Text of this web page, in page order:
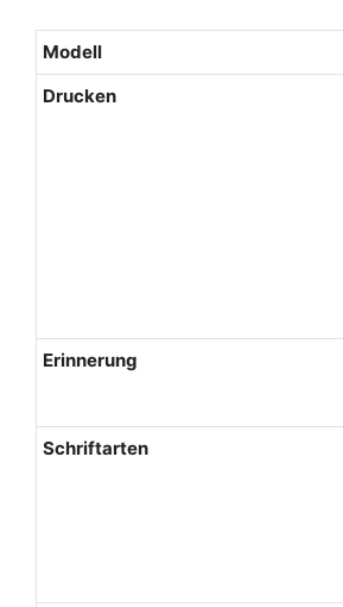
Modell
Drucken
Erinnerung
Schriftarten